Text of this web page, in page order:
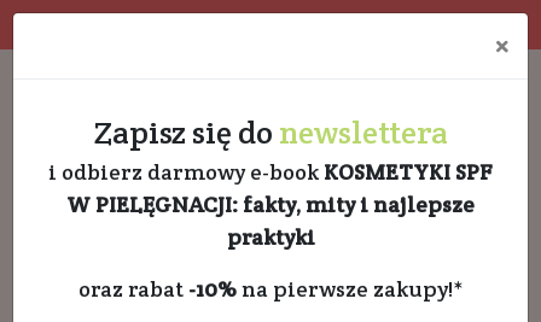
×
Zapisz się do newslettera
i odbierz darmowy e-book KOSMETYKI SPF
W PIELĘGNACJI: fakty, mity i najlepsze
praktyki
oraz rabat -10%na pierwsze zakupy!*